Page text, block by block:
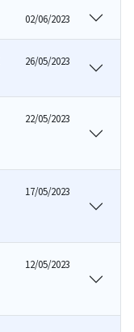
02/06/2023
26/05/2023
22/05/2023
17/05/2023
12/05/2023